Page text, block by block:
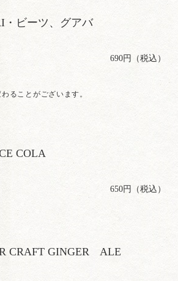
・ビーツ、グアバ
690円（税込）
ることがございます。
COLA
650円（税込）
CRAFT GINGER ALE